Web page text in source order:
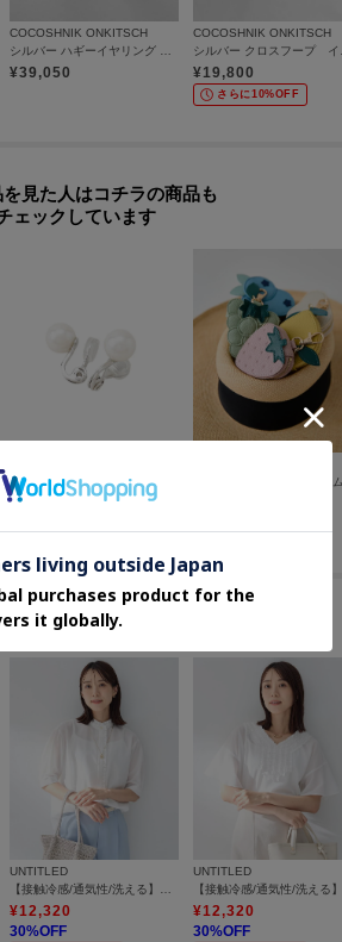
ってからの発送となります。
送をご希望の場合は1点づつカートに入れてご購
COCOSHNIK ONKITSCH
シルバー ハギーイヤリング フォールディングオーバーラップ
¥39,050
COCOSHNIK ONKITSCH
シ
¥19,800
さらに10%OFF
を見た人はコチラの商品も
ェックしています
ワントップパール調イヤリング
¥3,993
【Lucky】フルーツチャー
イテムからのおすすめ
UNTITLED
【接触冷感/通気性/洗える】スタンドカラーフリルブラウス
¥12,320
30%OFF
UNTITLED
¥12,320
30%OFF